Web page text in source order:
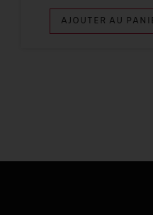
AJOUTER AU